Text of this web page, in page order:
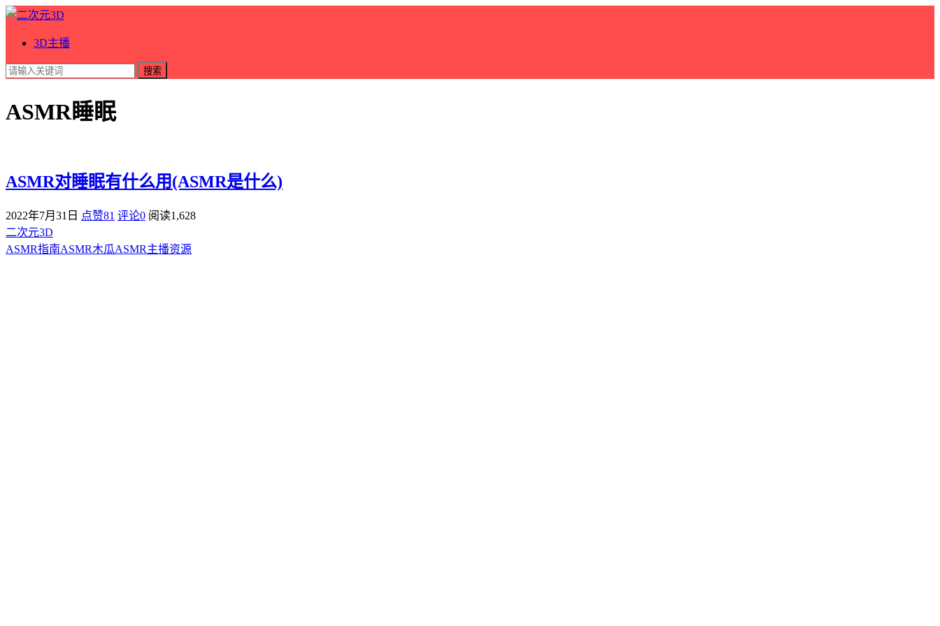
3D主播
搜索
ASMR睡眠
ASMR对睡眠有什么用(ASMR是什么)
2022年7月31日 点赞81 评论0 阅读1,628
二次元3D
ASMR指南ASMR木瓜ASMR主播资源